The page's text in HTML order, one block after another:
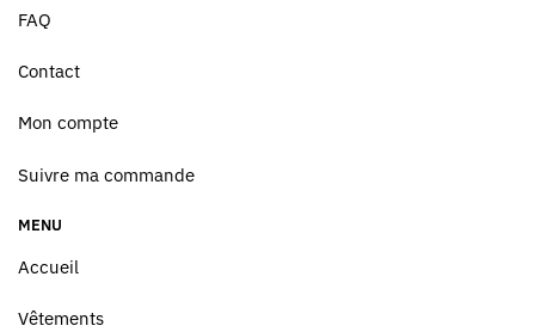
FAQ
Contact
Mon compte
Suivre ma commande
MENU
Accueil
Vêtements